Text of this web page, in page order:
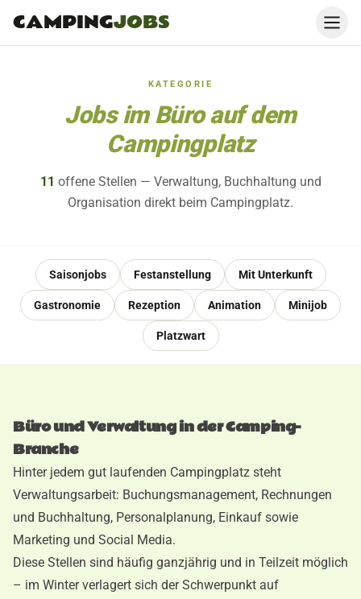
CAMPINGJOBS
KATEGORIE
Jobs im Büro auf dem
Campingplatz
11 offene Stellen — Verwaltung, Buchhaltung und
Organisation direkt beim Campingplatz.
Saisonjobs Festanstellung Mit Unterkunft
Gastronomie Rezeption Animation Minijob
Platzwart
Büro und Verwaltung in der Camping-
Branche
Hinter jedem gut laufenden Campingplatz steht
Verwaltungsarbeit: Buchungsmanagement, Rechnungen
und Buchhaltung, Personalplanung, Einkauf sowie
Marketing und Social Media.
Diese Stellen sind häufig ganzjährig und in Teilzeit möglich
– im Winter verlagert sich der Schwerpunkt auf